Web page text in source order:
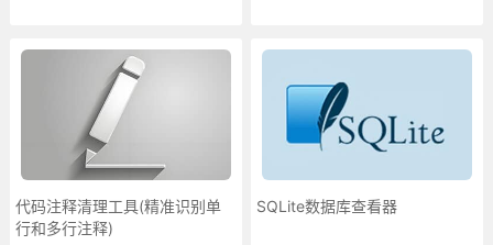
代码注释清理工具(精准识别单
行和多行注释)
SQLite数据库查看器